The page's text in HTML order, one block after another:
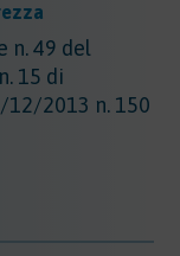
n. 49 del
15 di
2013 n. 150